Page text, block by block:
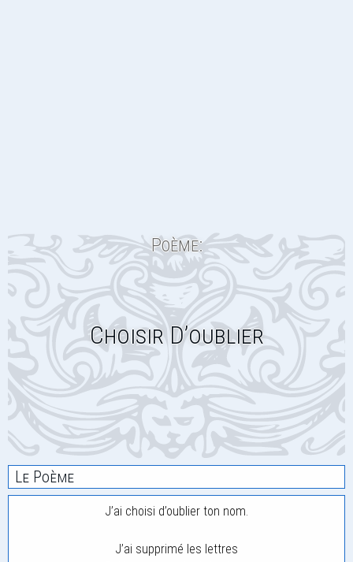
Poème:
Choisir D’oublier
Le Poème
J’ai choisi d’oublier ton nom.
J’ai supprimé les lettres